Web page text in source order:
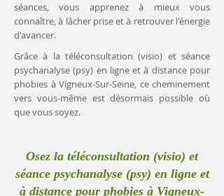
séances, vous apprenez à mieux vous
connaître, à lâcher prise et à retrouver l'énergie
d'avancer.
Grâce à la téléconsultation (visio) et séance
psychanalyse (psy) en ligne et à distance pour
phobies à Vigneux-Sur-Seine, ce cheminement
vers vous-même est désormais possible où
que vous soyez.
Osez la téléconsultation (visio) et
séance psychanalyse (psy) en ligne et
à distance pour phobies à Vigneux-